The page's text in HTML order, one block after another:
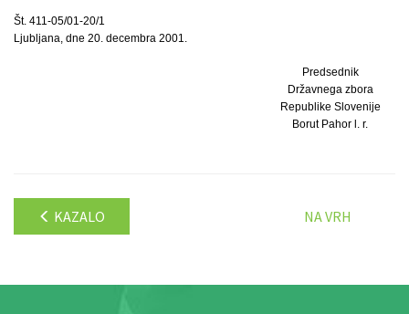
Št. 411-05/01-20/1
Ljubljana, dne 20. decembra 2001.
Predsednik
Državnega zbora
Republike Slovenije
Borut Pahor l. r.
KAZALO NA VRH